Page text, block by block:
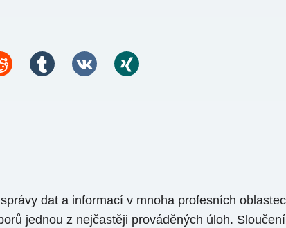
dat a informací v mnoha profesních
jednou z nejčastěji prováděných úloh.